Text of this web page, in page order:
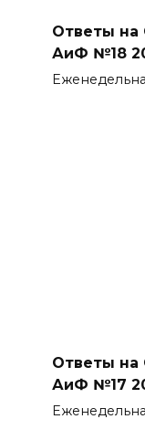
Ответы на
АиФ №18
Ответы на
АиФ №17